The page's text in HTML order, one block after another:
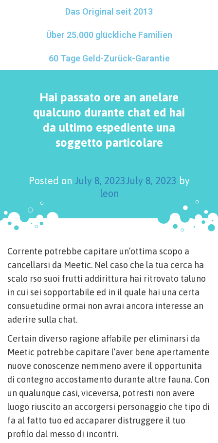
Das Original seit 2013
Über 25.000 glückliche Familien
60 Tage Geld-Zurück-Garantie
Hai passato ore an anelare
qualcuno durante chat ed hai
da ultimo espediente una
soggetto particolare
Posted on July 8, 2023July 8, 2023 by
leon
Corrente potrebbe capitare un’ottima scopo a
cancellarsi da Meetic. Nel caso che la tua cerca ha
scalo rso suoi frutti addirittura hai ritrovato taluno
in cui sei sopportabile ed in il quale hai una certa
consuetudine ormai non avrai ancora interesse an
aderire sulla chat.
Certain diverso ragione affabile per eliminarsi da
Meetic potrebbe capitare l’aver bene apertamente
nuove conoscenze nemmeno avere il opportunita
di contegno accostamento durante altre fauna. Con
un qualunque casi, viceversa, potresti non avere
luogo riuscito an accorgersi personaggio che tipo di
fa al fatto tuo ed accaparer distruggere il tuo
profilo dal messo di incontri.